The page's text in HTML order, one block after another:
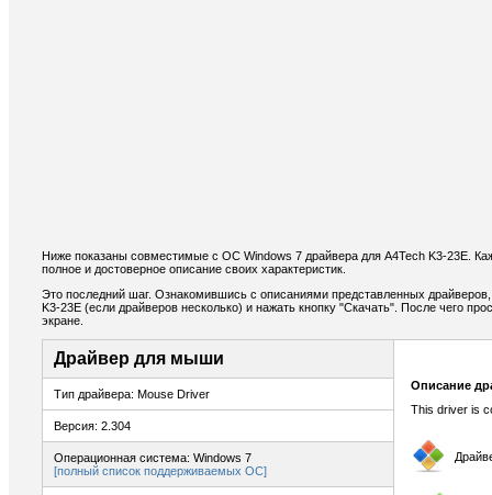
Ниже показаны совместимые с ОС Windows 7 драйвера для A4Tech K3-23E.
полное и достоверное описание своих характеристик.
Это последний шаг. Ознакомившись с описаниями представленных
K3-23E (если драйверов несколько) и нажать кнопку "Скачать". После чего
экране.
Драйвер для мыши
Тип драйвера: Mouse Driver
Версия: 2.304
Операционная система: Windows 7
[полный список поддерживаемых ОС]
Описание
This driver is